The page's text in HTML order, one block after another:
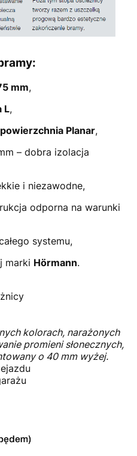
mm,
L,
powierzchnia Planar,
– dobra izolacja
i niezawodne,
odporna na warunki
systemu,
marki Hörmann.
kolorach, narażonych
promieni słonecznych,
o 40 mm wyżej.